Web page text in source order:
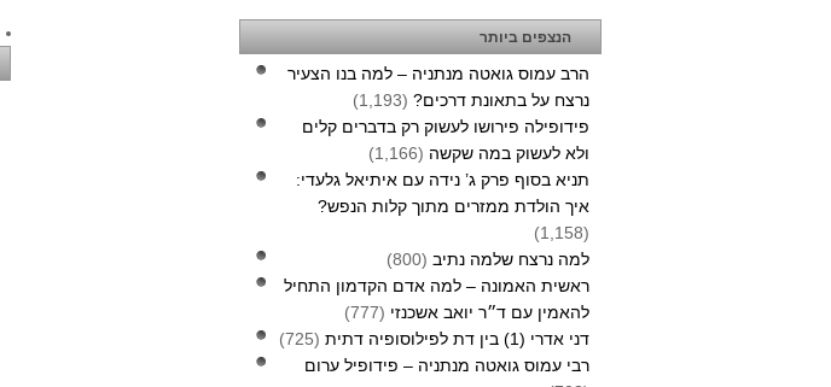
הנצפים ביותר
הרב עמוס גואטה מנתניה – למה בנו הצעיר
נרצח על בתאונת דרכים? (1,193)
פידופילה פירושו לעשוק רק בדברים קלים
ולא לעשוק במה שקשה (1,166)
תניא בסוף פרק ג’ נידה עם איתיאל גלעדי:
איך הולדת ממזרים מתוך קלות הנפש?
(1,158)
למה נרצח שלמה נתיב (800)
ראשית האמונה – למה אדם הקדמון התחיל
להאמין עם ד״ר יואב אשכנזי (777)
דני אדרי (1) בין דת לפילוסופיה דתית
(725)
רבי עמוס גואטה מנתניה – פידופיל ערום